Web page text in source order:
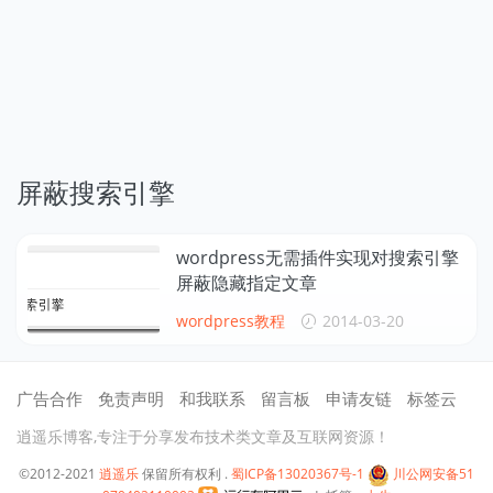
屏蔽搜索引擎
wordpress无需插件实现对搜索引擎
屏蔽隐藏指定文章
wordpress教程 2014-03-20
广告合作 免责声明 和我联系 留言板 申请友链 标签云
逍遥乐博客,专注于分享发布技术类文章及互联网资源！
©2012-2021 逍遥乐保留所有权利 . 蜀ICP备13020367号-1
川公网安备51